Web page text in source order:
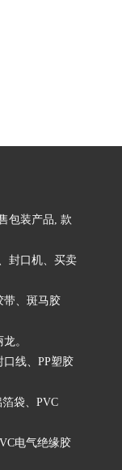
包装产品, 款
封口机、买卖
带、斑马胶
。
口线、PP塑胶
袋、PVC
电气绝缘胶